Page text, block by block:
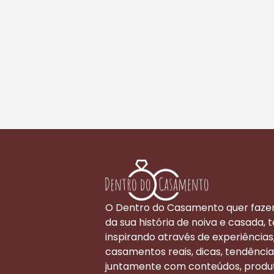
O Dentro do Casamento quer
da sua história de noiva e casada,
inspirando através de
casamentos reais, dicas,
juntamente com conteúdos,